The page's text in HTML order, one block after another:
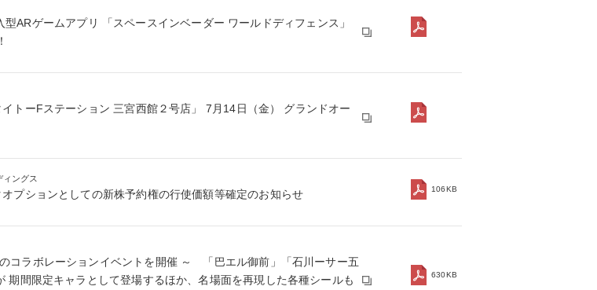
ARゲームアプリ 「スペースインベーダー ワールドディフェンス」
トーFステーション 三宮西館２号店」 7月14日（金） グランドオー
ングス
プションとしての新株予約権の行使価額等確定のお知らせ 106KB
コラボレーションイベントを開催 ～ 「巴エル御前」「石川ーサー五
期間限定キャラとして登場するほか、名場面を再現した各種シールも
630KB